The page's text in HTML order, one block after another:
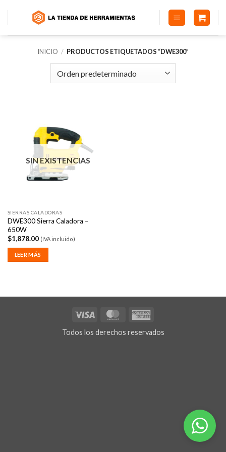
INICIO / PRODUCTOS ETIQUETADOS “DWE300”
SIN EXISTENCIAS
SIERRAS CALADORAS
DWE300 Sierra Caladora –
650W
$1,878.00 (IVA incluido)
LEER MÁS
Visa MasterCard
Todos los derechos reservados